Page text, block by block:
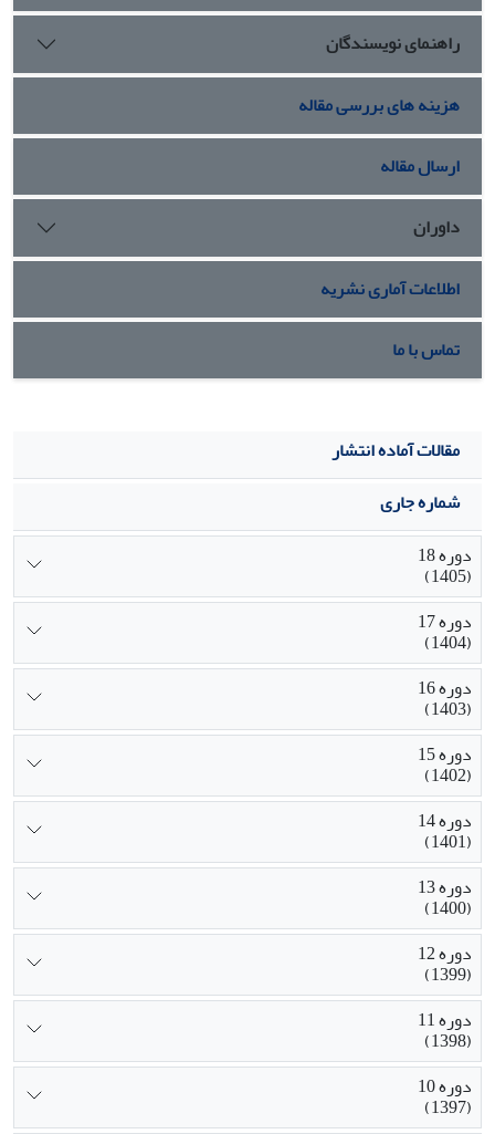
صورت مسلط بوده است.
راهنمای نویسندگان
هزینه های بررسی مقاله
ارسال مقاله
داوران
اطلاعات آماری نشریه
تماس با ما
مقالات آماده انتشار
شماره جاری
دوره 18
(1405)
دوره 17
(1404)
دوره 16
(1403)
دوره 15
(1402)
دوره 14
(1401)
دوره 13
(1400)
دوره 12
(1399)
دوره 11
(1398)
دوره 10
(1397)